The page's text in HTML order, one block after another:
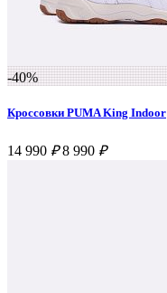
-40%
Кроссовки PUMA King Indoor
14 990 ₽ 8 990 ₽